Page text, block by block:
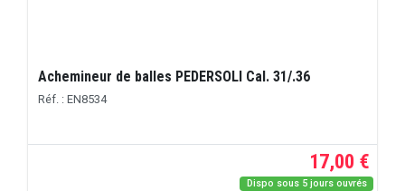
Achemineur de balles PEDERSOLI Cal. 31/.36
Réf. : EN8534
17,00 €
Dispo sous 5 jours ouvrés